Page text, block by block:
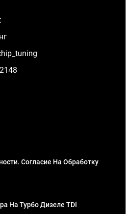
Согласие На Обработку
На Турбо Дизеле TDI